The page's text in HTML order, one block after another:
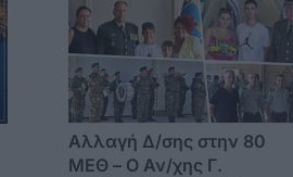
Αλλαγή Δ/σης στην 80
ΜΕΘ – Ο Αν/χης Γ.